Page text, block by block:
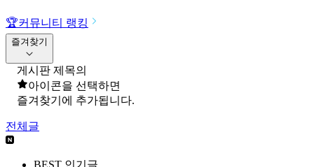
🏆커뮤니티 랭킹
즐겨찾기
게시판 제목의
아이콘을 선택하면
즐겨찾기에 추가됩니다.
전체글
BEST 인기글